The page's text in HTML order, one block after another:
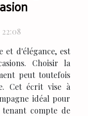
et d'élégance, est
Choisir la
peut toutefois
Cet écrit vise à
idéal pour
compte de